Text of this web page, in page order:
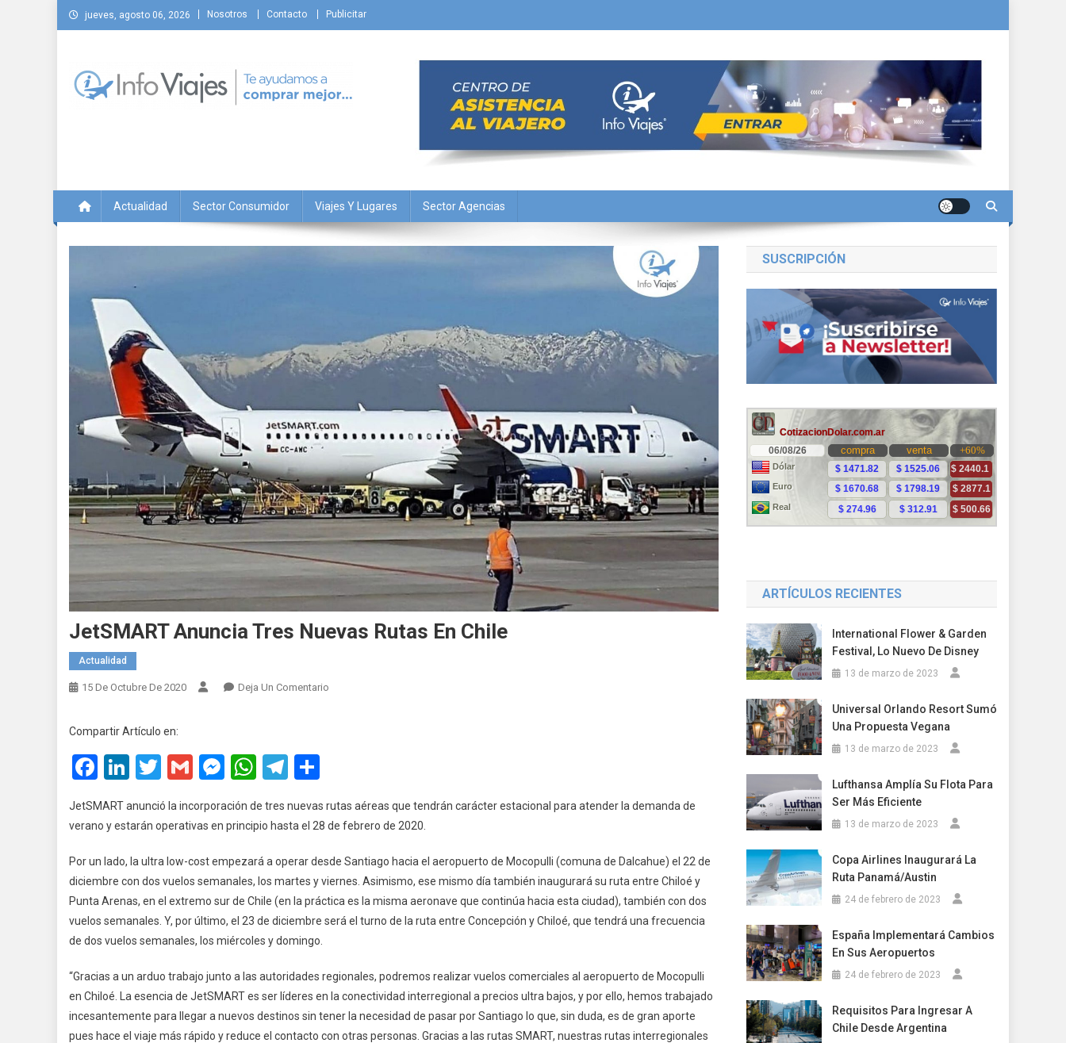
Saltar
al
jueves, agosto 06, 2026 Nosotros Contacto Publicitar
Actualidad Sector Consumidor Viajes Y Lugares Sector Agencias
JetSMART Anuncia Tres Nuevas Rutas En Chile
Actualidad
15 De Octubre De 2020 Deja Un Comentario
Chile
Compartir Artículo en:
Facebook
LinkedIn
Twitter
GmailMessenger
WhatsApp
Telegram
JetSMART anunció la incorporación de tres nuevas rutas aéreas que tendrán carácter estacional para atender la demanda de
verano y estarán operativas en principio hasta el 28 de febrero de 2020.
Por un lado, la ultra low-cost empezará a operar desde Santiago hacia el aeropuerto de Mocopulli (comuna de Dalcahue) el 22 de
diciembre con dos vuelos semanales, los martes y viernes. Asimismo, ese mismo día también inaugurará su ruta entre Chiloé y
Punta Arenas, en el extremo sur de Chile (en la práctica es la misma aeronave que continúa hacia esta ciudad), también con dos
vuelos semanales. Y, por último, el 23 de diciembre será el turno de la ruta entre Concepción y Chiloé, que tendrá una frecuencia
de dos vuelos semanales, los miércoles y domingo.
“Gracias a un arduo trabajo junto a las autoridades regionales, podremos realizar vuelos comerciales al aeropuerto de Mocopulli
en Chiloé. La esencia de JetSMART es ser líderes en la conectividad interregional a precios ultra bajos, y por ello, hemos trabajado
incesantemente para llegar a nuevos destinos sin tener la necesidad de pasar por Santiago lo que, sin duda, es de gran aporte
pues hace el viaje más rápido y reduce el contacto con otras personas. Gracias a las rutas SMART, nuestras rutas interregionales
SUSCRIPCIÓN
ARTÍCULOS RECIENTES
International Flower & Garden
Festival, Lo Nuevo De Disney
13 de marzo de 2023
Universal Orlando Resort Sumó
Una Propuesta Vegana
13 de marzo de 2023
Lufthansa Amplía Su Flota Para
Ser Más Eficiente
13 de marzo de 2023
Copa Airlines Inaugurará La
Ruta Panamá/Austin
24 de febrero de 2023
España Implementará Cambios
En Sus Aeropuertos
24 de febrero de 2023
Requisitos Para Ingresar A
Chile Desde Argentina